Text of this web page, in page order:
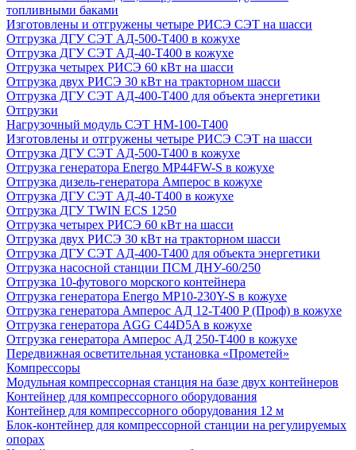
топливными баками
Изготовлены и отгружены четыре РИСЭ СЭТ на шасси
Отгрузка ДГУ СЭТ АД-500-Т400 в кожухе
Отгрузка ДГУ СЭТ АД-40-Т400 в кожухе
Отгрузка четырех РИСЭ 60 кВт на шасси
Отгрузка двух РИСЭ 30 кВт на тракторном шасси
Отгрузка ДГУ СЭТ АД-400-Т400 для объекта энергетики
Отгрузки
Нагрузочный модуль СЭТ НМ-100-Т400
Изготовлены и отгружены четыре РИСЭ СЭТ на шасси
Отгрузка ДГУ СЭТ АД-500-Т400 в кожухе
Отгрузка генератора Energo MP44FW-S в кожухе
Отгрузка дизель-генератора Амперос в кожухе
Отгрузка ДГУ СЭТ АД-40-Т400 в кожухе
Отгрузка ДГУ TWIN ECS 1250
Отгрузка четырех РИСЭ 60 кВт на шасси
Отгрузка двух РИСЭ 30 кВт на тракторном шасси
Отгрузка ДГУ СЭТ АД-400-Т400 для объекта энергетики
Отгрузка насосной станции ПСМ ДНУ-60/250
Отгрузка 10-футового морского контейнера
Отгрузка генератора Energo MP10-230Y-S в кожухе
Отгрузка генератора Амперос АД 12-Т400 P (Проф) в кожухе
Отгрузка генератора AGG C44D5A в кожухе
Отгрузка генератора Амперос АД 250-Т400 в кожухе
Передвижная осветительная установка «Прометей»
Компрессоры
Модульная компрессорная станция на базе двух контейнеров
Контейнер для компрессорного оборудования
Контейнер для компрессорного оборудования 12 м
Блок-контейнер для компрессорной станции на регулируемых
опорах